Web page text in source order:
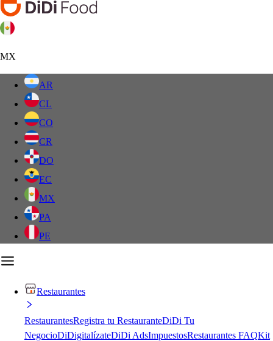
MX
AR
CL
CO
CR
DO
EC
MX
PA
PE
Restaurantes
RestaurantesRegistra tu RestauranteDiDi Tu
NegocioDiDigitalízateDiDi AdsImpuestosRestaurantes FAQKit